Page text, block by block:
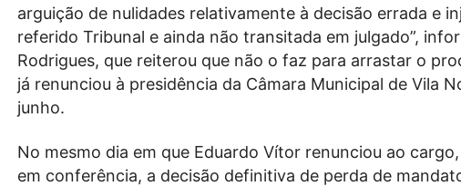
arguição de nulidades relativamente à decisão errada e
referido Tribunal e ainda não transitada em julgado”,
Rodrigues, que reiterou que não o faz para arrastar o
já renunciou à presidência da Câmara Municipal de Vila
junho.
No mesmo dia em que Eduardo Vítor renunciou ao
em conferência, a decisão definitiva de perda de